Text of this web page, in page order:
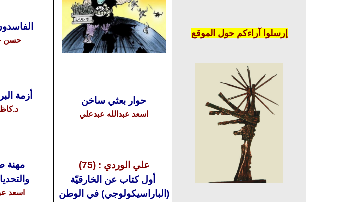
حسن
أزمة
مهنة
اسعد
حوار بعثي ساخن
اسعد عبدالله عبدعلي
علي الوردي : (75)
أول كتاب عن الخارقيّة
(الباراسيكولوجي) في الوطن
إرسلوا آراءكم حول الموقع